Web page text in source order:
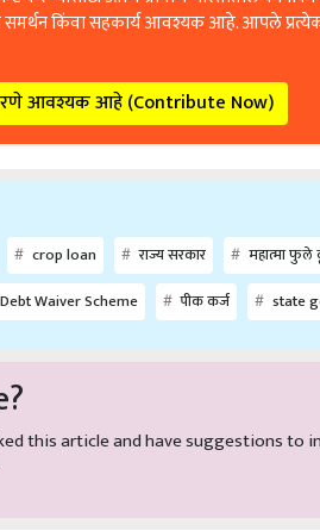
समर्थन किंवा सहकार्य आवश्यक आहे. आपले
आवश्यक आहे (Contribute Now)
crop loan राज्य सरकार
महात्मा फुले
Waiver Scheme
पीक कर्ज state
this article and have suggestions to